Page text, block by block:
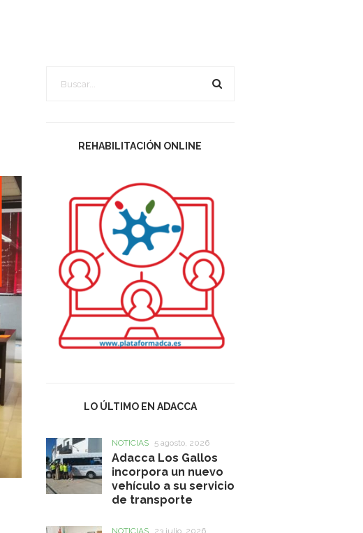
REHABILITACIÓN ONLINE
LO ÚLTIMO EN ADACCA
NOTICIAS 5 agosto, 2026
Adacca Los Gallos
incorpora un nuevo
vehículo a su servicio
de transporte